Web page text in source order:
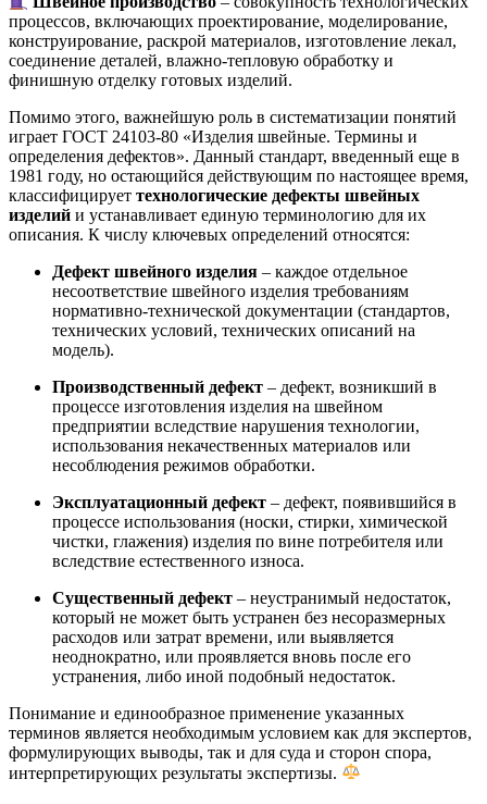
процессов, включающих проектирование, моделирование,
конструирование, раскрой материалов, изготовление лекал,
соединение деталей, влажно-тепловую обработку и
финишную отделку готовых изделий.
Помимо этого, важнейшую роль в систематизации понятий
играет ГОСТ 24103‑80 «Изделия швейные. Термины и
определения дефектов». Данный стандарт, введенный еще в
1981 году, но остающийся действующим по настоящее время,
классифицирует технологические дефекты швейных
изделий и устанавливает единую терминологию для их
описания. К числу ключевых определений относятся:
Дефект швейного изделия – каждое отдельное
несоответствие швейного изделия требованиям
нормативно-технической документации (стандартов,
технических условий, технических описаний на
модель).
Производственный дефект – дефект, возникший в
процессе изготовления изделия на швейном
предприятии вследствие нарушения технологии,
использования некачественных материалов или
несоблюдения режимов обработки.
Эксплуатационный дефект – дефект, появившийся в
процессе использования (носки, стирки, химической
чистки, глажения) изделия по вине потребителя или
вследствие естественного износа.
Существенный дефект – неустранимый недостаток,
который не может быть устранен без несоразмерных
расходов или затрат времени, или выявляется
неоднократно, или проявляется вновь после его
устранения, либо иной подобный недостаток.
Понимание и единообразное применение указанных
терминов является необходимым условием как для экспертов,
формулирующих выводы, так и для суда и сторон спора,
интерпретирующих результаты экспертизы.